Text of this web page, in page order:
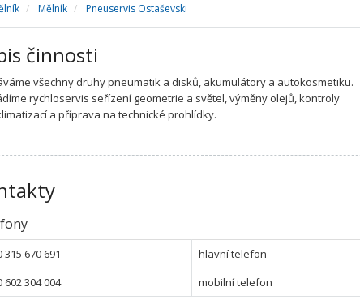
Mělník Pneuservis Ostaševski
činnosti
všechny druhy pneumatik a disků, akumulátory a autokosmetiku.
rychloservis seřízení geometrie a světel, výměny olejů, kontroly
a příprava na technické prohlídky.
315 670 691
hlavní telefon
602 304 004
mobilní telefon